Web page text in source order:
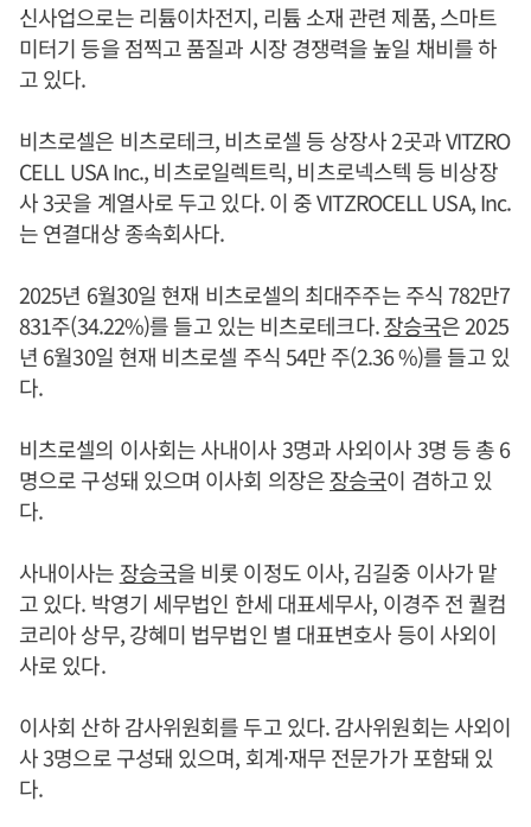
신사업으로는 리튬이차전지, 리튬 소재 관련 제품, 스마트
미터기 등을 점찍고 품질과 시장 경쟁력을 높일 채비를 하
고 있다.
비츠로셀은 비츠로테크, 비츠로셀 등 상장사 2곳과 VITZRO
CELL USA Inc., 비츠로일렉트릭, 비츠로넥스텍 등 비상장
사 3곳을 계열사로 두고 있다. 이 중 VITZROCELL USA, Inc.
는 연결대상 종속회사다.
2025년 6월30일 현재 비츠로셀의 최대주주는 주식 782만7
831주(34.22%)를 들고 있는 비츠로테크다.장승국은 2025
년 6월30일 현재 비츠로셀 주식 54만 주(2.36 %)를 들고 있
다.
비츠로셀의 이사회는 사내이사 3명과 사외이사 3명 등 총 6
명으로 구성돼 있으며 이사회 의장은장승국이 겸하고 있
다.
사내이사는 장승국을 비롯 이정도 이사, 김길중 이사가 맡
고 있다. 박영기 세무법인 한세 대표세무사, 이경주 전 퀄컴
코리아 상무, 강혜미 법무법인 별 대표변호사 등이 사외이
사로 있다.
이사회 산하 감사위원회를 두고 있다. 감사위원회는 사외이
사 3명으로 구성돼 있으며, 회계·재무 전문가가 포함돼 있
다.